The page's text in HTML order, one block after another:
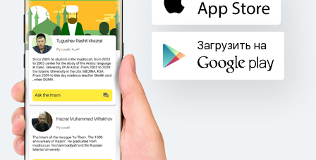
Загрузить на